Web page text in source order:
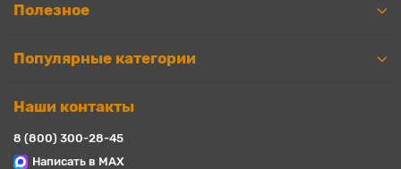
Полезное
Популярные категории
Наши контакты
8 (800) 300-28-45
Написать в MAX